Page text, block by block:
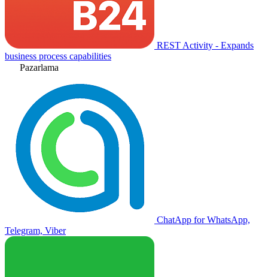
REST Activity - Expands
business process capabilities
Pazarlama
ChatApp for WhatsApp,
Telegram, Viber